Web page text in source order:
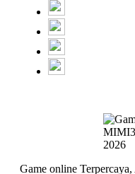
Game online